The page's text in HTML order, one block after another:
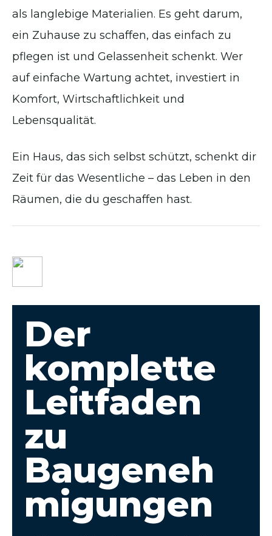
als langlebige Materialien. Es geht darum,
ein Zuhause zu schaffen, das einfach zu
pflegen ist und Gelassenheit schenkt. Wer
auf einfache Wartung achtet, investiert in
Komfort, Wirtschaftlichkeit und
Lebensqualität.
Ein Haus, das sich selbst schützt, schenkt dir
Zeit für das Wesentliche – das Leben in den
Räumen, die du geschaffen hast.
Der
komplette
Leitfaden
zu
Baugeneh
migungen